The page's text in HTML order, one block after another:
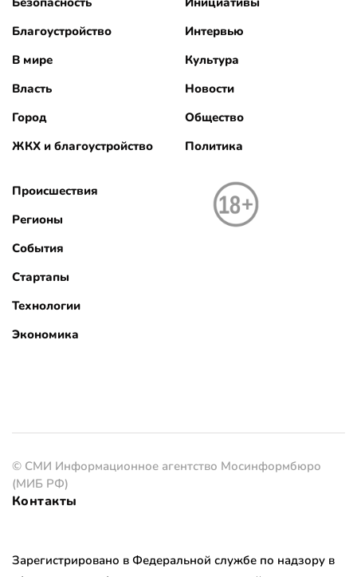
Благоустройство
В мире
Власть
Город
ЖКХ и благоустройство
Интервью
Культура
Новости
Общество
Политика
Происшествия
Регионы
События
Стартапы
Технологии
Экономика
© СМИ Информационное агентство Мосинформбюро
(МИБ РФ)
Контакты
Зарегистрировано в Федеральной службе по надзору в